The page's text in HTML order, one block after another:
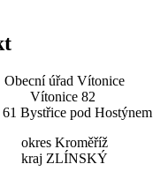
Obecní úřad Vítonice
Vítonice 82
61 Bystřice pod Hostýnem
okres Kroměříž
kraj ZLÍNSKÝ